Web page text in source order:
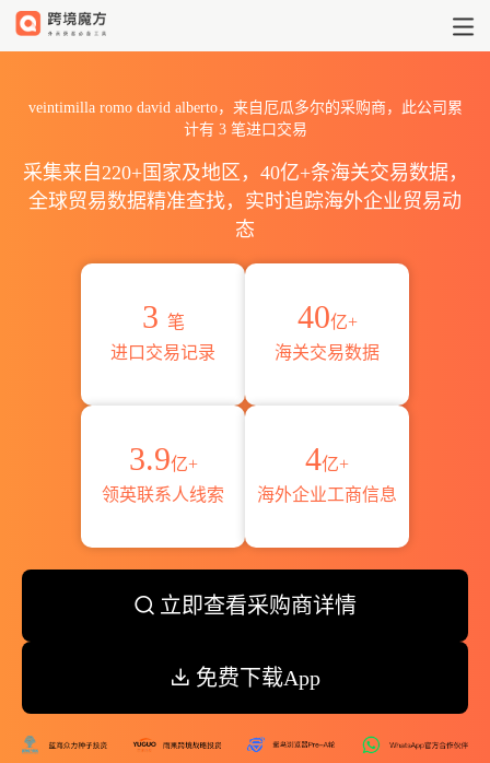
veintimilla romo david alberto，来自厄瓜多尔的采购商，此公司累
计有 3笔进口交易
采集来自220+国家及地区，40亿+条海关交易数据，
全球贸易数据精准查找，实时追踪海外企业贸易动
态
3 笔
进口交易记录
40亿+
海关交易数据
3.9亿+
领英联系人线索
4亿+
海外企业工商信息
立即查看采购商详情
免费下载App